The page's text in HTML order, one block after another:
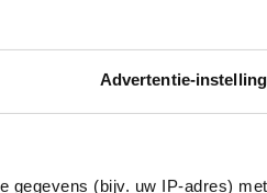
Advertentie-
gegevens (bijv. uw IP-adres)